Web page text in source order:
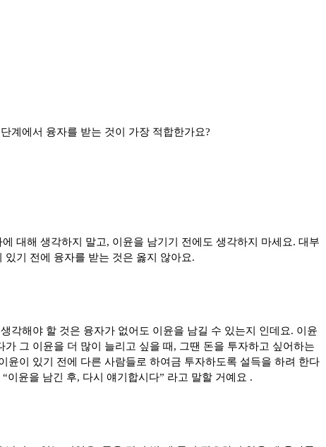
계에서 융자를 받는 것이 가장 적합한가요?
대해 생각하지 말고, 이윤을 남기기 전에도 생각하지 마세요. 대부
있기 전에 융자를 받는 것은 옳지 않아요.
각해야 할 것은 융자가 없어도 이윤을 남길 수 있는지 인데요. 이윤
가 그 이윤을 더 많이 늘리고 싶을 때 , 그땐 돈을 투자하고 싶어하는
윤이 있기 전에 다른 사람들로 하여금 투자하도록 설득을 하려 한다
“이윤을 남긴 후, 다시 얘기합시다” 라고 말할 거예요 .